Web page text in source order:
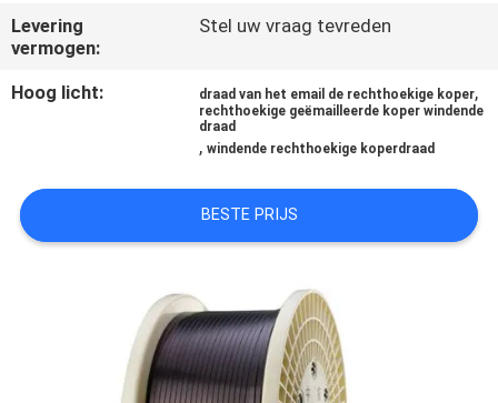
VERZOEK
OM EEN
SITEMAP
Levering
vermogen:
Stel uw vraag tevreden
Hoog licht: draad van het email de rechthoekige koper,
rechthoekige geëmailleerde koper windende
draad
,windende rechthoekige koperdraad
BESTE PRIJS